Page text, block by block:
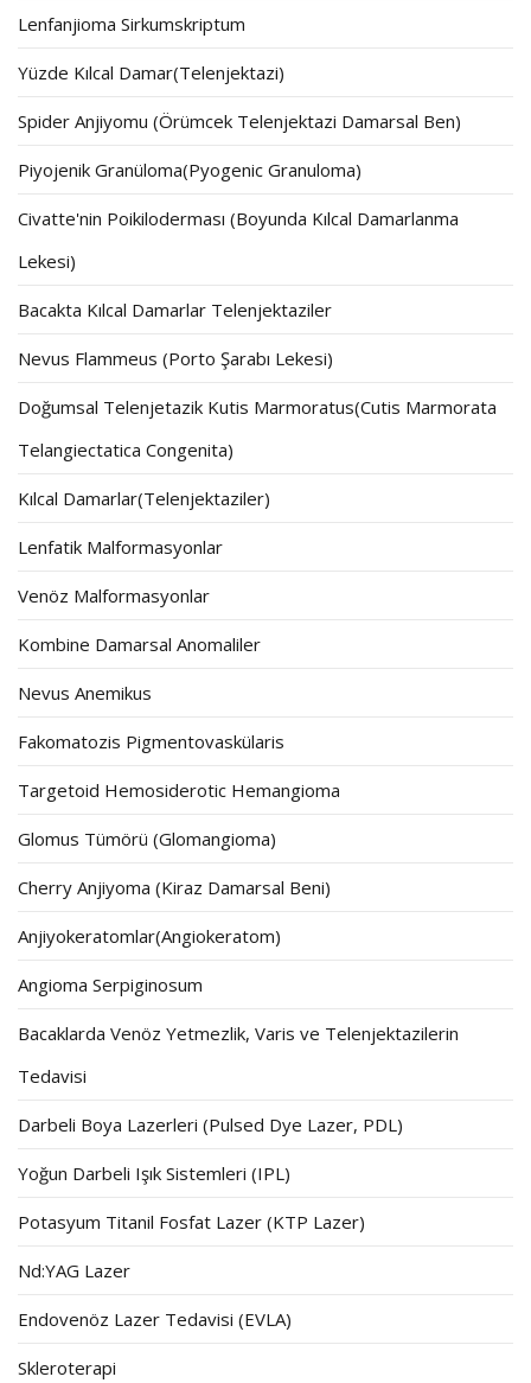
Lenfanjioma Sirkumskriptum
Yüzde Kılcal Damar(Telenjektazi)
Spider Anjiyomu (Örümcek Telenjektazi Damarsal Ben)
Piyojenik Granüloma(Pyogenic Granuloma)
Civatte'nin Poikiloderması (Boyunda Kılcal Damarlanma
Lekesi)
Bacakta Kılcal Damarlar Telenjektaziler
Nevus Flammeus (Porto Şarabı Lekesi)
Doğumsal Telenjetazik Kutis Marmoratus(Cutis Marmorata
Telangiectatica Congenita)
Kılcal Damarlar(Telenjektaziler)
Lenfatik Malformasyonlar
Venöz Malformasyonlar
Kombine Damarsal Anomaliler
Nevus Anemikus
Fakomatozis Pigmentovaskülaris
Targetoid Hemosiderotic Hemangioma
Glomus Tümörü (Glomangioma)
Cherry Anjiyoma (Kiraz Damarsal Beni)
Anjiyokeratomlar(Angiokeratom)
Angioma Serpiginosum
Bacaklarda Venöz Yetmezlik, Varis ve Telenjektazilerin
Tedavisi
Darbeli Boya Lazerleri (Pulsed Dye Lazer, PDL)
Yoğun Darbeli Işık Sistemleri (IPL)
Potasyum Titanil Fosfat Lazer (KTP Lazer)
Nd:YAG Lazer
Endovenöz Lazer Tedavisi (EVLA)
Skleroterapi